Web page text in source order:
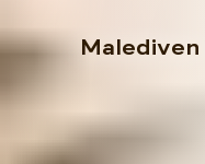
Malediven